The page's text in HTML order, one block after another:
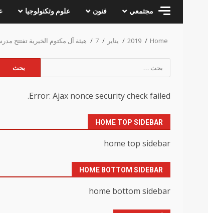
مجتمعي فنون علوم وتكنولوجيا
Home
2019 يناير 7 هيئة آل مكتوم الخيرية تفتتح
عن:
Error: Ajax nonce security check failed.
HOME TOP SIDEBAR
home top sidebar
HOME BOTTOM SIDEBAR
home bottom sidebar